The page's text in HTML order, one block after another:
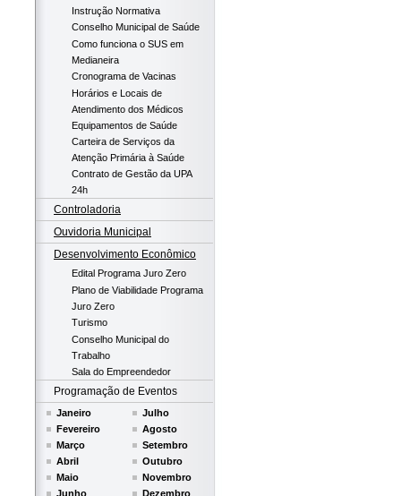
Instrução Normativa
Conselho Municipal de Saúde
Como funciona o SUS em
Medianeira
Cronograma de Vacinas
Horários e Locais de
Atendimento dos Médicos
Equipamentos de Saúde
Carteira de Serviços da
Atenção Primária à Saúde
Contrato de Gestão da UPA
24h
Controladoria
Ouvidoria Municipal
Desenvolvimento Econômico
Edital Programa Juro Zero
Plano de Viabilidade Programa
Juro Zero
Turismo
Conselho Municipal do
Trabalho
Sala do Empreendedor
Programação de Eventos
Janeiro
Fevereiro
Março
Abril
Maio
Junho
Julho
Agosto
Setembro
Outubro
Novembro
Dezembro